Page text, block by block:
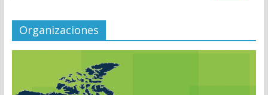
Organizaciones